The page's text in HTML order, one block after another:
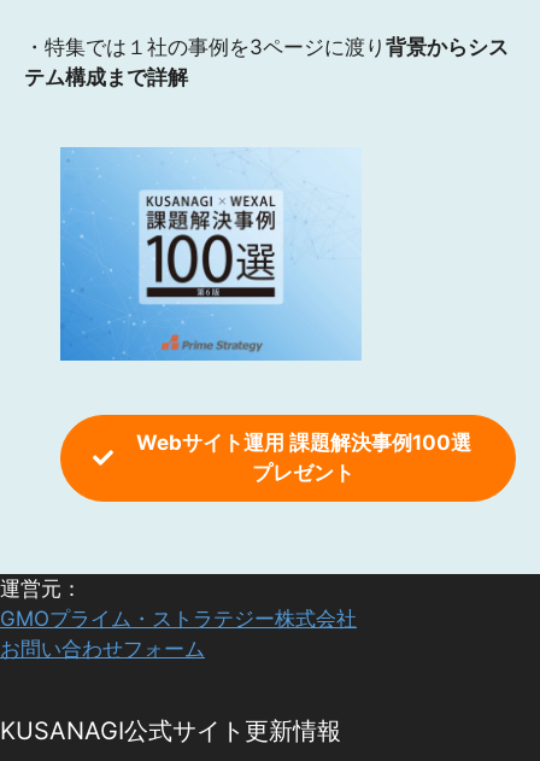
・特集では１社の事例を3ページに渡り 背景からシス
テム構成まで詳解
Webサイト運用 課題解決事例100選
プレゼント
運営元：
GMOプライム・ストラテジー株式会社
お問い合わせフォーム
KUSANAGI公式サイト更新情報